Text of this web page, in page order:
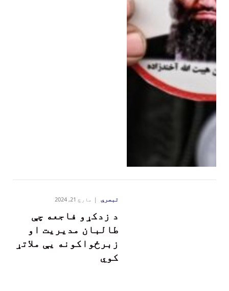
تبصرې مارچ 21, 2024
د زدکړو فاجعه چې
طالبان مدیریت او
زبرځواکونه یې ملاتړ
کوي